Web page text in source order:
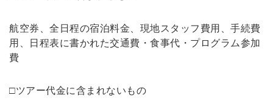
航空券、全日程の宿泊料金、現地スタッフ費用、手続費
用、日程表に書かれた交通費・食事代・プログラム参加
費
□ツアー代金に含まれないもの